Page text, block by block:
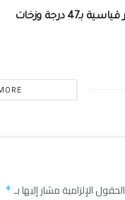
الأرصاد الجوية تحذر من موجة حر قياسية بـ47 درجة وزخات
الحقول الإلزامية مشار إليها بـ*